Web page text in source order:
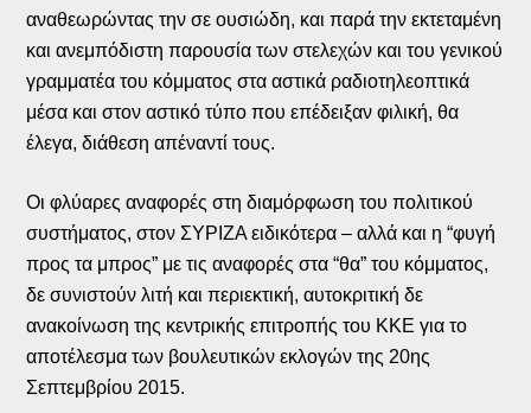
αναθεωρώντας την σε ουσιώδη, και παρά την εκτεταμένη
και ανεμπόδιστη παρουσία των στελεχών και του γενικού
γραμματέα του κόμματος στα αστικά ραδιοτηλεοπτικά
μέσα και στον αστικό τύπο που επέδειξαν φιλική, θα
έλεγα, διάθεση απέναντί τους.
Οι φλύαρες αναφορές στη διαμόρφωση του πολιτικού
συστήματος, στον ΣΥΡΙΖΑ ειδικότερα – αλλά και η “φυγή
προς τα μπρος” με τις αναφορές στα “θα” του κόμματος,
δε συνιστούν λιτή και περιεκτική, αυτοκριτική δε
ανακοίνωση της κεντρικής επιτροπής του ΚΚΕ για το
αποτέλεσμα των βουλευτικών εκλογών της 20ης
Σεπτεμβρίου 2015.